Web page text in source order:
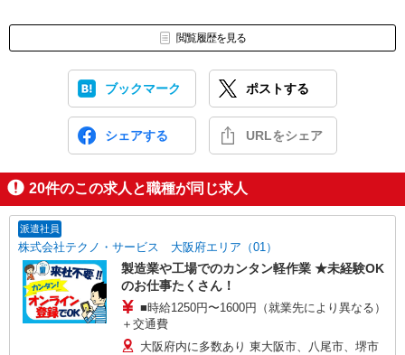
閲覧履歴を見る
ブックマーク ポストする
シェアする URLをシェア
20件のこの求人と職種が同じ求人
派遣社員
株式会社テクノ・サービス 大阪府エリア（01）
製造業や工場でのカンタン軽作業 ★未経験OK
のお仕事たくさん！
■時給1250円〜1600円（就業先により異なる）
＋交通費
大阪府内に多数あり 東大阪市、八尾市、堺市